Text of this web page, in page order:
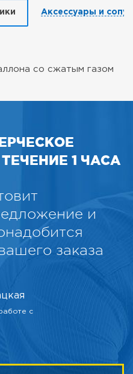
Аксессуары и
со сжатым газом
1 ЧАСА
и
заказа
с